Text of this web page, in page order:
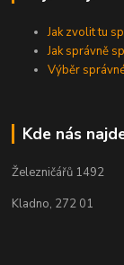
Jak zvolit tu
Jak správně
Výběr
Kde nás
Železničářů 1492
Kladno, 272 01